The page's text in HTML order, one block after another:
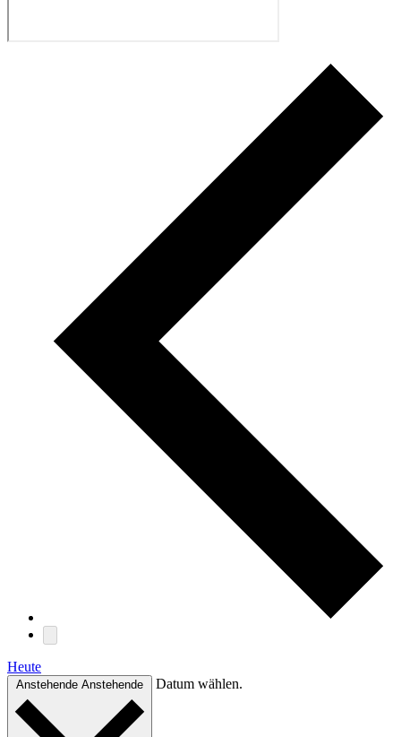
Heute
Anstehende Anstehende Datum wählen.